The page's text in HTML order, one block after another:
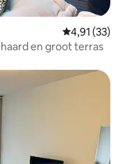
Gemiddelde
4,91 (33)
en groot terras